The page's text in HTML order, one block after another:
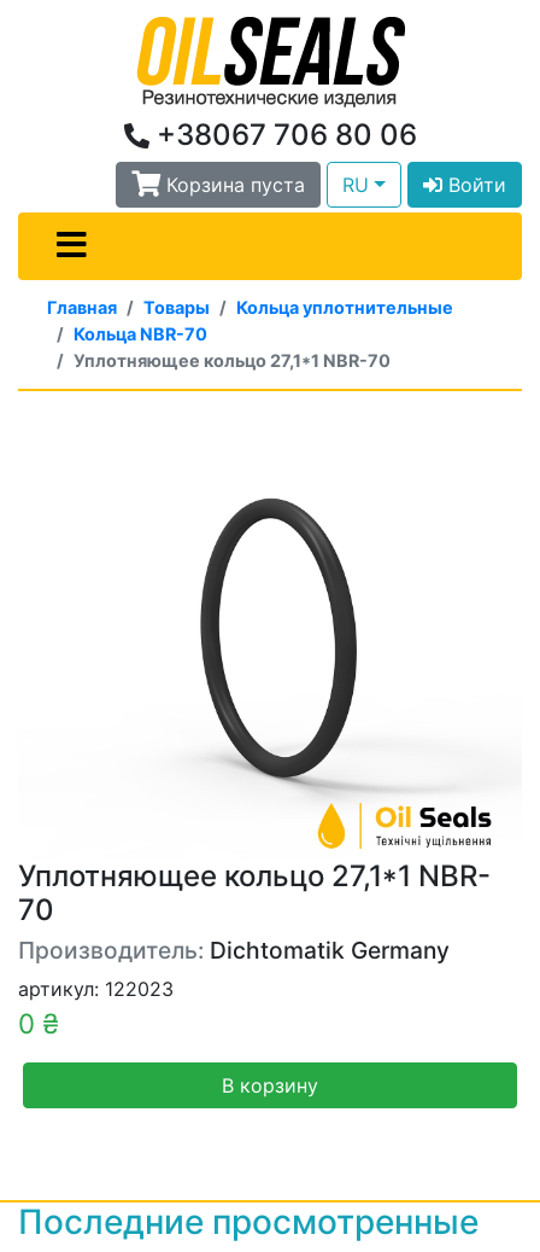
+38067 706 80 06
Корзина пуста RU Войти
Главная Товары
Кольца уплотнительные
Кольца NBR-70
Уплотняющее кольцо 27,1*1 NBR-70
Уплотняющее кольцо 27,1*1 NBR-
70
Производитель: Dichtomatik Germany
артикул: 122023
0 ₴
В корзину
Последние просмотренные